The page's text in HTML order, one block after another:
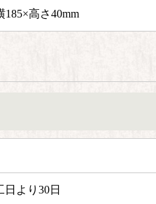
185×高さ40mm
日より30日